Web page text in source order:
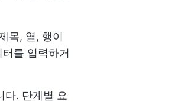
목, 열, 행이
를 입력하거
다. 단계별 요